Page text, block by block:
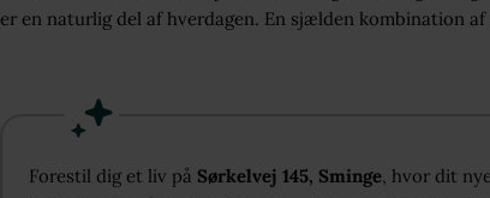
er en naturlig del af hverdagen. En sjælden kombination
Forestil dig et liv på Sørkelvej 145, Sminge , hvor dit